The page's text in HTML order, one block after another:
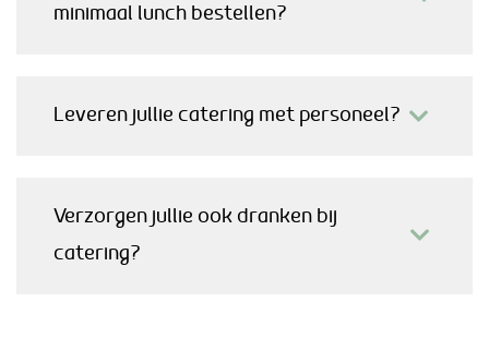
minimaal lunch bestellen?
Leveren jullie catering met personeel?
Verzorgen jullie ook dranken bij
catering?